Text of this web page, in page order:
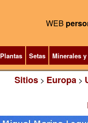
WEB
Plantas Setas Minerales
Sitios> Europa>